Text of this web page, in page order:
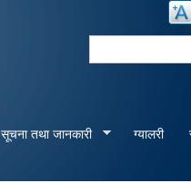
Search
सूचना तथा जानकारी ग्यालरी